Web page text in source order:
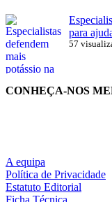
para
57
CONHEÇA-NOS
A equipa
Política de Privacidade
Estatuto Editorial